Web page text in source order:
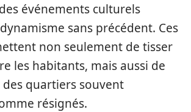
événements culturels
sans précédent. Ces
non seulement de tisser
les habitants, mais aussi de
quartiers souvent
résignés.